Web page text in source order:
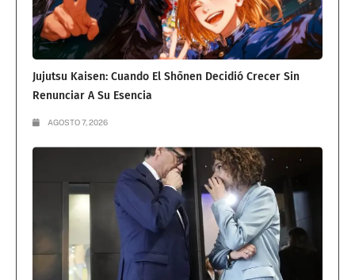
Jujutsu Kaisen: Cuando El Shōnen Decidió Crecer Sin
Renunciar A Su Esencia
AGOSTO 7, 2026